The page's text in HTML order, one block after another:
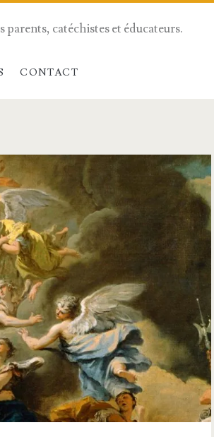
parents, catéchistes et éducateurs.
CONTACT